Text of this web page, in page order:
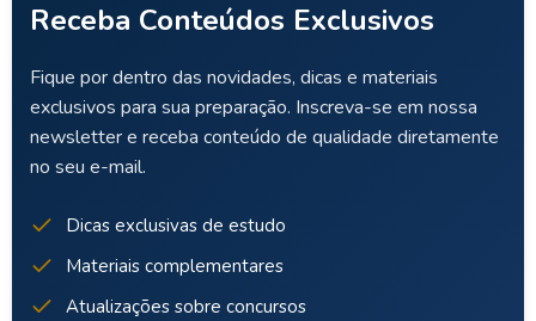
Receba Conteúdos Exclusivos
Fique por dentro das novidades, dicas e materiais
exclusivos para sua preparação. Inscreva-se em nossa
newsletter e receba conteúdo de qualidade diretamente
no seu e-mail.
Dicas exclusivas de estudo
Materiais complementares
Atualizações sobre concursos